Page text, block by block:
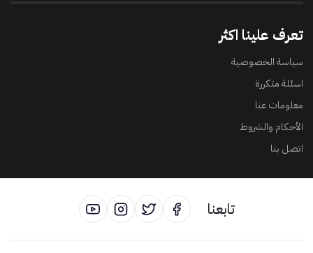
تعرف علينا اكثر
سياسة الخصوصية
اسئلة متكررة
معلومات عنا
الأحكام والشروط
اتصل بنا
تابعنا